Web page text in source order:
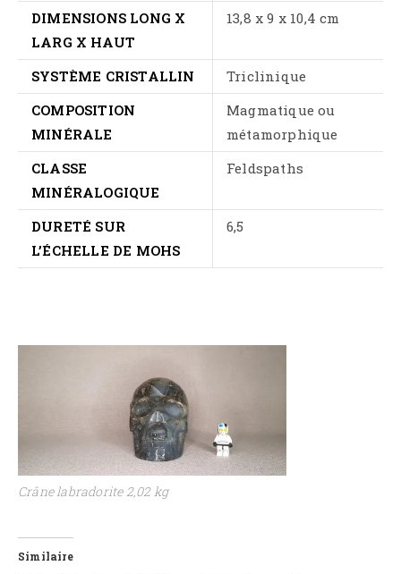
DIMENSIONS LONG X
LARG X HAUT
13,8 x 9 x 10,4 cm
SYSTÈME CRISTALLIN
Triclinique
COMPOSITION
MINÉRALE
Magmatique ou
métamorphique
CLASSE
MINÉRALOGIQUE
Feldspaths
DURETÉ SUR
L’ÉCHELLE DE MOHS
6,5
Crâne labradorite 2,02 kg
Similaire